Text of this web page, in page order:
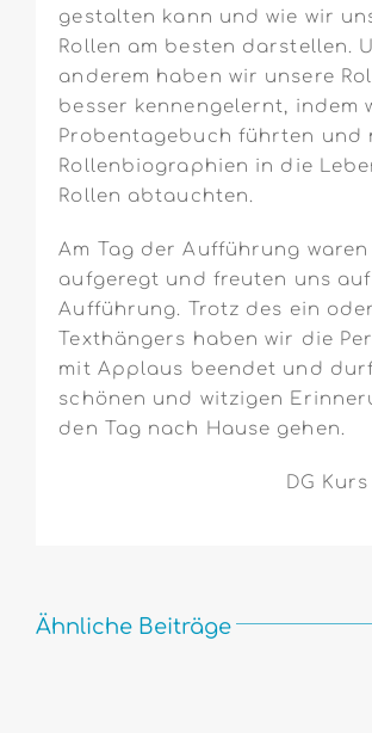
gestalten kann und wie wir
Rollen am besten darstellen.
anderem haben wir unsere
besser kennengelernt, indem
Probentagebuch führten und
Rollenbiographien in die
Rollen abtauchten.
Am Tag der Aufführung
aufgeregt und freuten uns
Aufführung. Trotz des ein
Texthängers haben wir die
mit Applaus beendet und
schönen und witzigen
den Tag nach Hause gehen.
DG
Ähnliche Beiträge